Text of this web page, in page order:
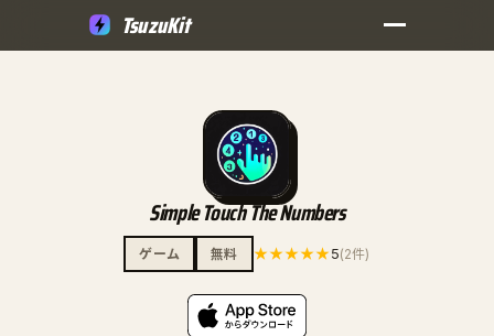
TsuzuKit
Simple Touch The Numbers
ゲーム 無料 ★★★★★5(2件)